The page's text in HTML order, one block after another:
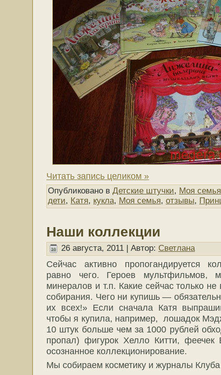
Читать запись целиком »
Опубликовано в Детские штучки, Моя семья
дети, Катя, кукла, Моя семья, отзывы,
Наши коллекции
26 августа, 2011 | Автор: Светлана
Сейчас активно пропогандируется
равно чего. Героев мультфильмов,
минералов и т.п. Какие сейчас только
собирания. Чего ни купишь —
их всех!» Если сначала Катя
чтобы я купила, например, лошадок
10 штук больше чем за 1000 рублей
пропал) фигурок Хелло Китти,
осознанное коллекционирование.
Мы собираем косметику и журналы